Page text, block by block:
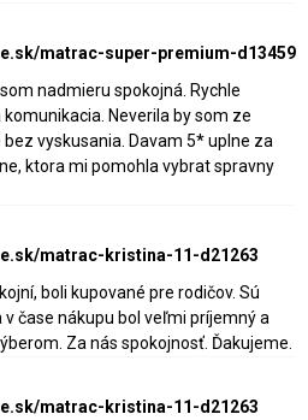
matrac-super-premium-d13459
nadmieru spokojná. Rychle
Neverila by som ze
vyskusania. Davam 5* uplne za
ktora mi pomohla vybrat spravny
matrac-kristina-11-d21263
boli kupované pre rodičov. Sú
čase nákupu bol veľmi príjemný a
Za nás spokojnosť. Ďakujeme.
matrac-kristina-11-d21263